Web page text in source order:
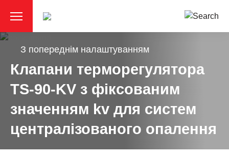
З попереднім налаштуванням
Клапани терморегулятора
TS-90-KV з фіксованим
значенням kv для систем
централізованого опалення